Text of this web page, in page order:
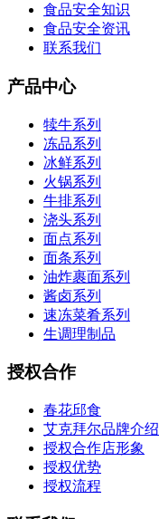
食品安全知识
食品安全资讯
联系我们
产品中心
犊牛系列
冻品系列
冰鲜系列
火锅系列
牛排系列
浇头系列
面点系列
面条系列
油炸裹面系列
酱卤系列
速冻菜肴系列
生调理制品
授权合作
春花邱食
艾克拜尔品牌介绍
授权合作店形象
授权优势
授权流程